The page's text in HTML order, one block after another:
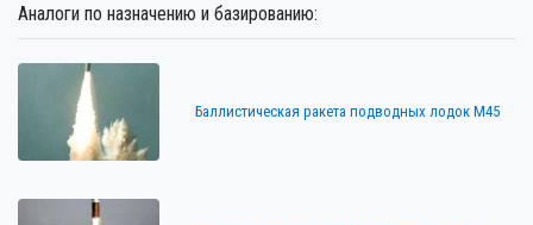
Аналоги по назначению и базированию:
Баллистическая ракета подводных лодок M45